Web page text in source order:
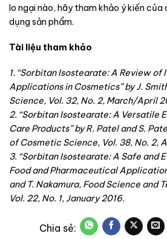
lo ngại nào, hãy tham khảo ý kiến
dụng sản phẩm.
Tài liệu tham khảo
1. “Sorbitan Isostearate: A Review of
Applications in Cosmetics” by J.
Science, Vol. 32, No. 2, March/April
2. “Sorbitan Isostearate: A Versatile
Care Products” by R. Patel and S.
of Cosmetic Science, Vol. 38, No. 2,
3. “Sorbitan Isostearate: A Safe and
Food and Pharmaceutical
and T. Nakamura, Food Science and
Vol. 22, No. 1, January 2016.